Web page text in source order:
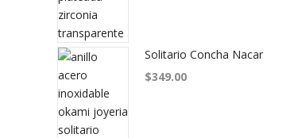
Solitario Concha Nacar
$349.00